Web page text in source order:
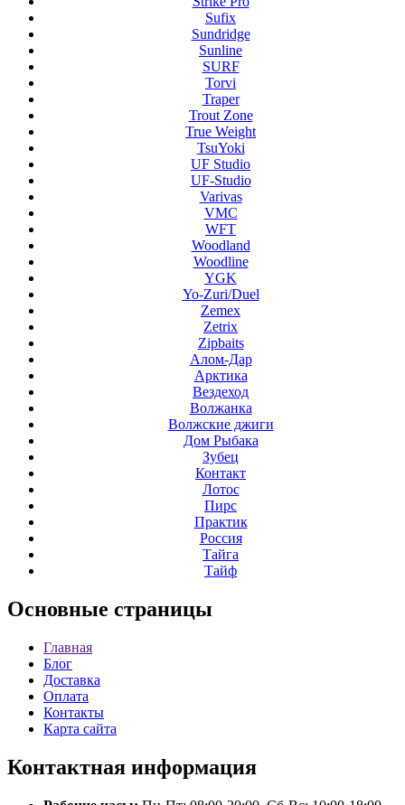
Sufix
Sundridge
Sunline
SURF
Torvi
Traper
Trout Zone
True Weight
TsuYoki
UF Studio
UF-Studio
Varivas
VMC
WFT
Woodland
Woodline
YGK
Yo-Zuri/Duel
Zemex
Zetrix
Zipbaits
Алом-Дар
Арктика
Вездеход
Волжанка
Волжские джиги
Дом Рыбака
Зубец
Контакт
Лотос
Пирс
Практик
Россия
Тайга
Тайф
Основные страницы
Главная
Блог
Доставка
Оплата
Контакты
Карта сайта
Контактная информация